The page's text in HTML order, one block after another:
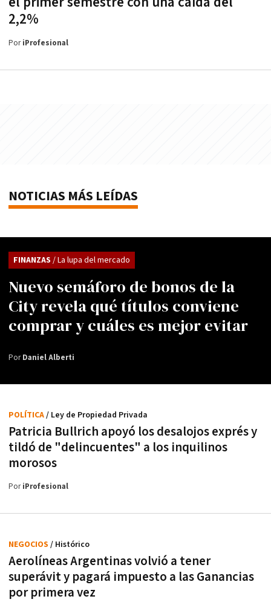
2,2%
PoriProfesional
NOTICIAS MÁS LEÍDAS
Nuevo semáforo de bonos de la
City revela qué títulos conviene
comprar y cuáles es mejor evitar
FINANZAS / La lupa del mercado
PorDaniel Alberti
Patricia Bullrich apoyó los desalojos exprés y
tildó de "delincuentes" a los inquilinos
morosos
POLÍTICA/ Ley de Propiedad Privada
PoriProfesional
Aerolíneas Argentinas volvió a tener
superávit y pagará impuesto a las Ganancias
por primera vez
NEGOCIOS / Histórico